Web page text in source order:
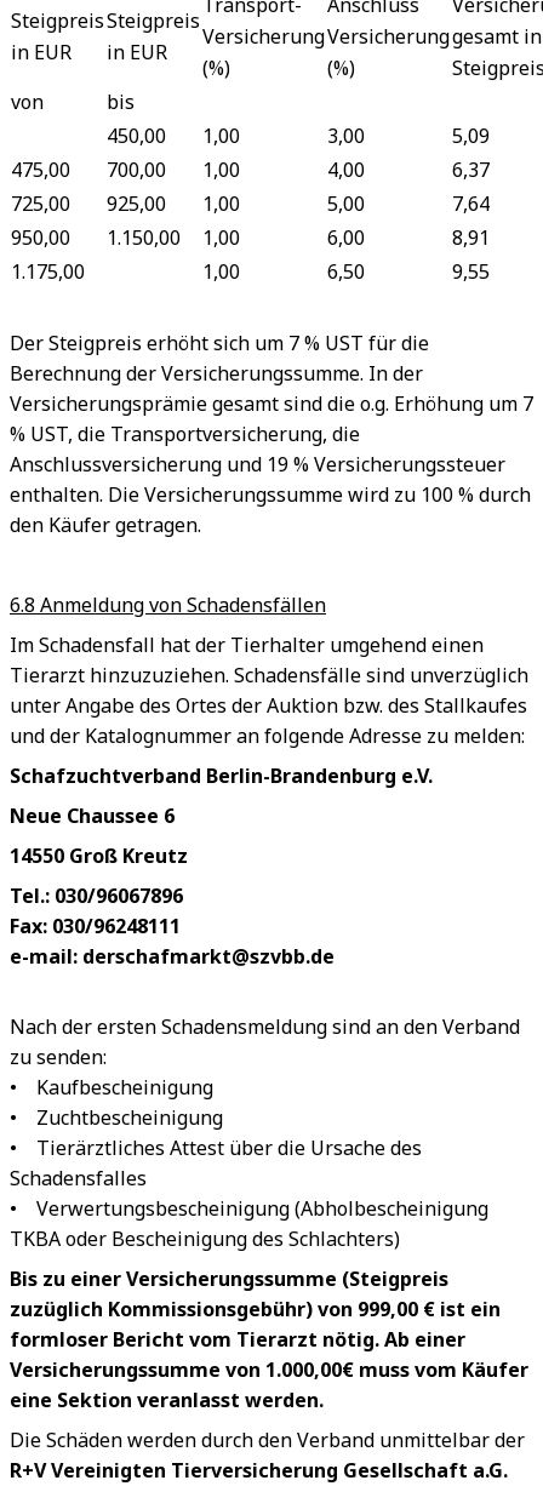
Steigpreis
in EUR
Steigpreis
in EUR
Versicherung
(%)
Versicherung
(%)
gesamt
von
bis
450,00
1,00 3,00
5,09
475,00
700,00 1,00 4,00
6,37
725,00
925,00 1,00 5,00
7,64
950,00
1.150,00 1,00 6,00
8,91
1.175,00
1,00 6,50 9,55
Der Steigpreis erhöht sich um 7 % UST für die
Berechnung der Versicherungssumme. In der
Versicherungsprämie gesamt sind die o.g. Erhöhung um 7
% UST, die Transportversicherung, die
Anschlussversicherung und 19 % Versicherungssteuer
enthalten. Die Versicherungssumme wird zu 100 % durch
den Käufer getragen.
6.8 Anmeldung von Schadensfällen
Im Schadensfall hat der Tierhalter umgehend einen
Tierarzt hinzuzuziehen. Schadensfälle sind unverzüglich
unter Angabe des Ortes der Auktion bzw. des Stallkaufes
und der Katalognummer an folgende Adresse zu melden:
Schafzuchtverband Berlin-Brandenburg e.V.
Neue Chaussee 6
14550 Groß Kreutz
Tel.: 030/96067896
Fax: 030/96248111
e-mail: derschafmarkt@szvbb.de
Nach der ersten Schadensmeldung sind an den Verband
zu senden:
• Kaufbescheinigung
• Zuchtbescheinigung
• Tierärztliches Attest über die Ursache des
Schadensfalles
• Verwertungsbescheinigung (Abholbescheinigung
TKBA oder Bescheinigung des Schlachters)
Bis zu einer Versicherungssumme (Steigpreis
zuzüglich Kommissionsgebühr) von 999,00 € ist ein
formloser Bericht vom Tierarzt nötig. Ab einer
Versicherungssumme von 1.000,00€ muss vom Käufer
eine Sektion veranlasst werden.
Die Schäden werden durch den Verband unmittelbar der
R+V Vereinigten Tierversicherung Gesellschaft a.G.